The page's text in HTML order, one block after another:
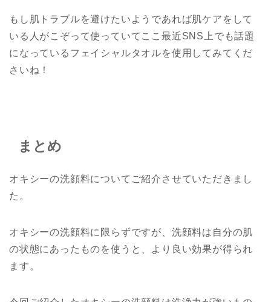
もし肌トラブルを避けたいようであれば肌ケアをして
いる人がこぞって使っていてここ最近SNS上でも話題
になっているフェイシャルタオルを使用してみてくだ
さいね！
まとめ
オキシーの洗顔料についてご紹介させていただきまし
た。
オキシーの洗顔料に限らずですが、洗顔料は自分の肌
の状態にあったものを使うと、より良い効果が得られ
ます。